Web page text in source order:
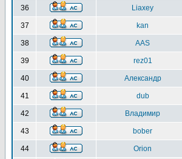
36 Liaxey
37 kan
38 AAS
39 rez01
40 Александр
41 dub
42 Владимир
43 bober
44 Orion